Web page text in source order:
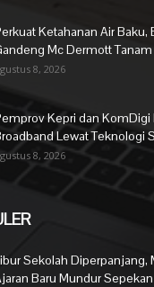
Ketahanan Air Baku,
Mc Dermott
8, 2026
Kepri dan KomDigi
Lewat Teknologi
8, 2026
Sekolah Diperpanjang,
Baru Mundur Sepekan